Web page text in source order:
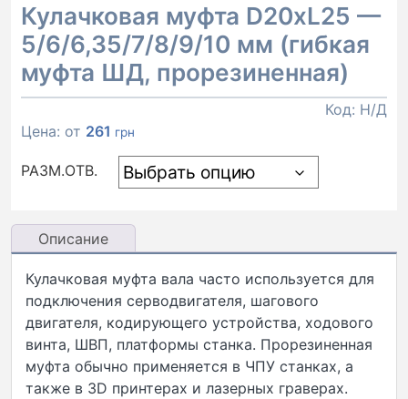
Кулачковая муфта D20xL25 —
5/6/6,35/7/8/9/10 мм (гибкая
муфта ШД, прорезиненная)
Код: Н/Д
Цена: от 261 грн
РАЗМ.ОТВ.
Описание
Кулачковая муфта вала часто используется для
подключения серводвигателя, шагового
двигателя, кодирующего устройства, ходового
винта, ШВП, платформы станка. Прорезиненная
муфта обычно применяется в ЧПУ станках, а
также в 3D принтерах и лазерных граверах.